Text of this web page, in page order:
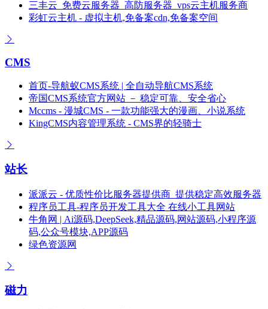
三丰云_免费云服务器_高防服务器_vps云主机服务商
彩虹云主机 - 虚拟主机,免备案cdn,免备案空间
CMS
首页-导航蚁CMS系统 | 全自动导航CMS系统
帝国CMS系统官方网站 － 稳定可靠、安全省心
Mccms - 漫城CMS - 一款功能强大的漫画、小说系统
KingCMS内容管理系统 - CMS界的轻骑士
站长
派派云 - 优质性价比服务器提供商_提供稳定高效服务器
程序员工具-程序员开发工具大全 在线小工具网站
牛角网 | Ai源码,DeepSeek,精品源码,网站源码,小程序源
码,公众号模块,APP源码
绿色资源网
磁力